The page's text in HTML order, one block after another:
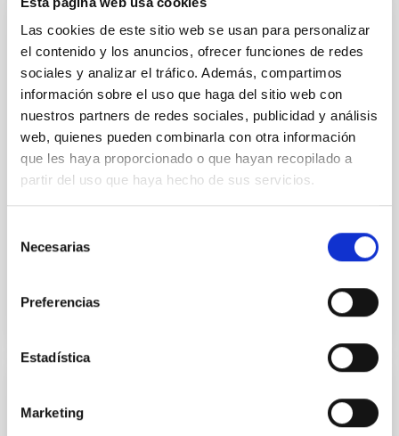
Las cookies de este sitio web se usan para personalizar
el contenido y los anuncios, ofrecer funciones de redes
sociales y analizar el tráfico. Además, compartimos
información sobre el uso que haga del sitio web con
nuestros partners de redes sociales, publicidad y análisis
web, quienes pueden combinarla con otra información
que les haya proporcionado o que hayan recopilado a
partir del uso que haya hecho de sus servicios.
Necesarias
Preferencias
Estadística
Marketing
Modificación nº 1 a la Carta Acuerdo sobre
el experimento en colaboración entre el
IAC y la Organización Europea de
InvestigaciónAstronómica Hemisferio Sur.
Ampliar los objetivos de la colaboración para permitir
que los experimentos de campo LGS-AO sean
realizados en el telescopio WHT de La Palma en
Adenda al Convenio de colaboración entre
el IAC, Fundación CajaCanarias y Fundación